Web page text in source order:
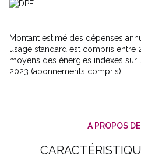
Montant estimé des dépenses
usage standard est compris
moyens des énergies indexés sur
2023 (abonnements compris).
A PROPOS